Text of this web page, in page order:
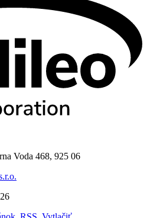
Voda 468, 925 06